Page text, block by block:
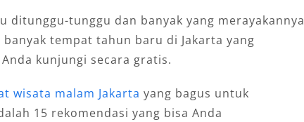
ditunggu-tunggu dan banyak yang merayakannya
tempat tahun baru di Jakarta yang
kunjungi secara gratis.
wisata malam Jakarta yang bagus untuk
15 rekomendasi yang bisa Anda